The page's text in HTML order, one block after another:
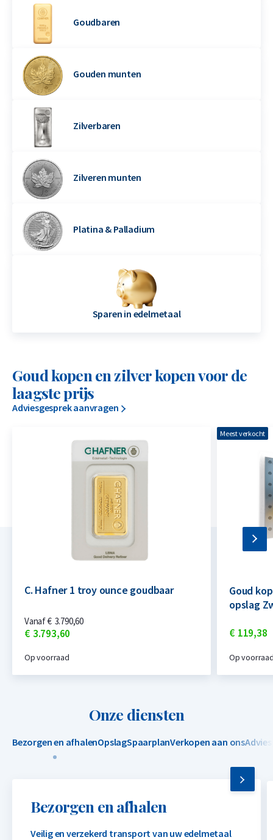
Goudbaren
Gouden munten
Zilverbaren
Zilveren munten
Platina & Palladium
Sparen in edelmetaal
Goud kopen en zilver kopen voor de
laagste prijs
Adviesgesprek aanvragen
C. Hafner 1 troy ounce goudbaar
€ 3.793,60
Vanaf€ 3.790,60
Op voorraad
Meest verkocht
Goud
opslag
€ 119,38
Op
Onze diensten
Bezorgen en afhalenOpslagSpaarplanVerkopen aan ons
Bezorgen en afhalen
Veilig en verzekerd transport van uw edelmetaal